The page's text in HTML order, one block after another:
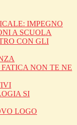
IMPEGNO
A SCUOLA
CON GLI
FATICA NON TE NE
SI
LOGO